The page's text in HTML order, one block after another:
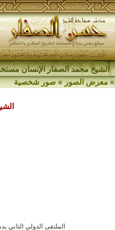
الشيخ محمد الصفار الإنسان
»معرض الصور»صور شخصية